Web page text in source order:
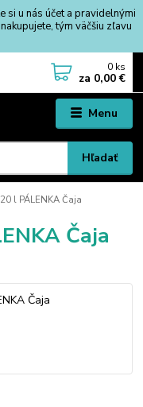
si u nás účet a pravidelnými
tým väčšiu zľavu
Menu
Hľadať
0 ks
za 0,00 €
l PÁLENKA Čaja
Čaja